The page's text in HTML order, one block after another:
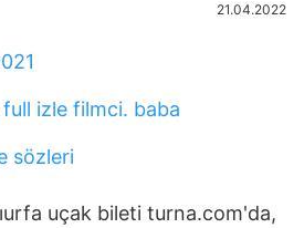
21.04.2022
izle filmci. baba
sözleri
uçak bileti turna.com'da,